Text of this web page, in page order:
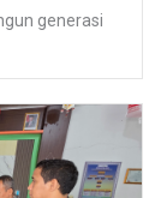
generasi